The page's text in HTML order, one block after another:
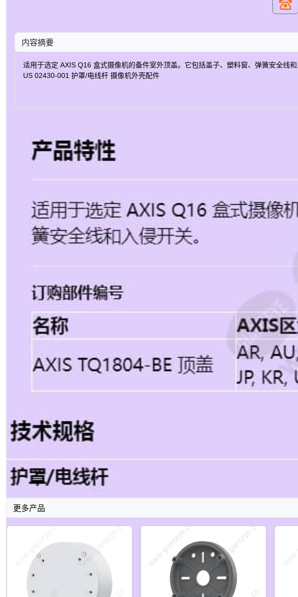
内容摘要
适用于选定 AXIS Q16 盒式摄像机的备件室外顶盖。它包括盖子、塑料窗、弹簧安全线
US 02430-001 护罩/电线杆 摄像机外壳配件
更多产品